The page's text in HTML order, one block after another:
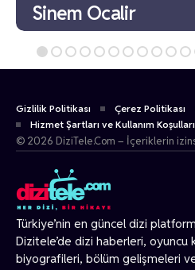
Sinem Ocalir
Türkiye’nin en güncel dizi
Dizitele’de dizi haberleri, oyuncu
biyografileri, bölüm gelişmeleri
Gizlilik Politikası Çerez Politikası
Hizmet Şartları ve Kullanım Koşulları
© 2026 DiziTele.Com – İçeriklerin